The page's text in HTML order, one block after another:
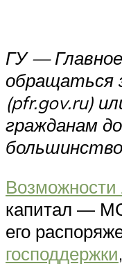
ГУ —
обращаться
(pfr.gov.ru)
гражданам
Возможности
капитал —
его
господдержки